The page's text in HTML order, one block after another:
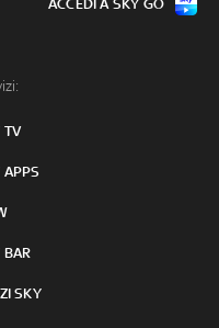
TV
APPS
BAR
SKY
ACCEDI A SKY GO